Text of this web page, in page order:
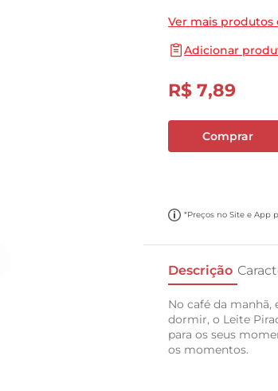
Ver mais produtos
Adicionar
R$ 7,89
Comprar
*Preços no Site e App
Descrição
No café da
dormir, o Leite
para os seus
os momentos.